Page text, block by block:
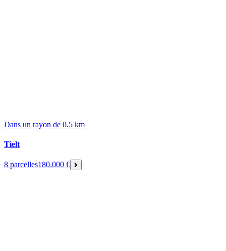
Dans un rayon de 0.5 km
Tielt
8 parcelles180.000 €